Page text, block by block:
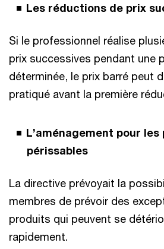
Les réductions de prix
Si le professionnel réalise
prix successives pendant une
déterminée, le prix barré peut
pratiqué avant la première
L’aménagement pour
périssables
La directive prévoyait la
membres de prévoir des
produits qui peuvent se
rapidement.